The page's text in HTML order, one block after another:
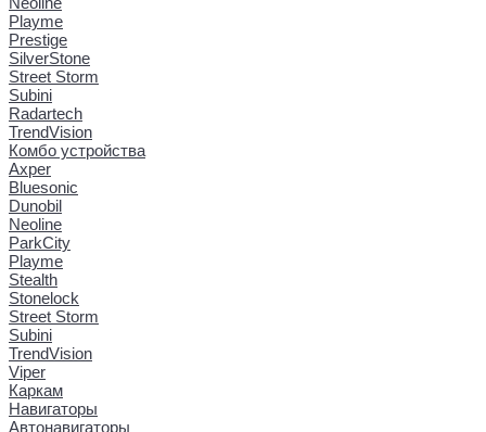
Playme
Prestige
SilverStone
Street Storm
Subini
Radartech
TrendVision
Комбо устройства
Axper
Bluesonic
Dunobil
Neoline
ParkCity
Playme
Stealth
Stonelock
Street Storm
Subini
TrendVision
Viper
Каркам
Навигаторы
Автонавигаторы